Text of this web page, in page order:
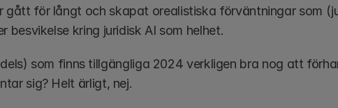
för långt och skapat orealistiska förväntningar som
kring juridisk AI som helhet.
som finns tillgängliga 2024 verkligen bra nog att
sig? Helt ärligt, nej.